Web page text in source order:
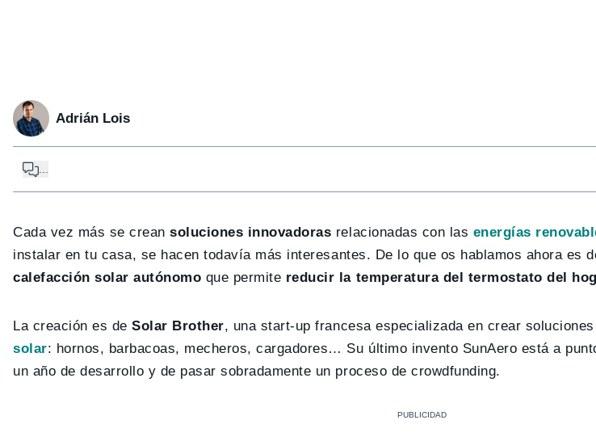
Adrián Lois
...
Cada vez más se creansoluciones innovadoras relacionadas con las energías
instalar en tu casa, se hacen todavía más interesantes. De lo que os hablamos ahora es
calefacción solar autónomo que permite reducir la temperatura del termostato del
La creación es deSolar Brother, una start-up francesa especializada en crear
solar: hornos, barbacoas, mecheros, cargadores… Su último invento SunAero está a
un año de desarrollo y de pasar sobradamente un proceso de crowdfunding.